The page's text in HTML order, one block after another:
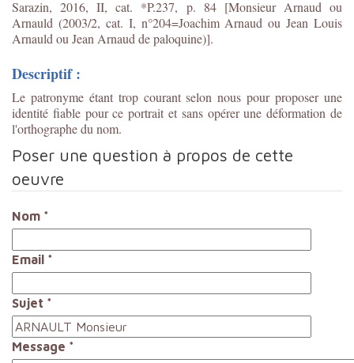
Sarazin, 2016, II, cat. *P.237, p. 84 [Monsieur Arnaud ou
Arnauld (2003/2, cat. I, n°204=Joachim Arnaud ou Jean Louis
Arnauld ou Jean Arnaud de paloquine)].
Descriptif :
Le patronyme étant trop courant selon nous pour proposer une
identité fiable pour ce portrait et sans opérer une déformation de
l'orthographe du nom.
Poser une question à propos de cette
oeuvre
Nom *
Email *
Sujet *
Message *